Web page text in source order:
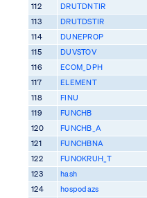
112
DRUTDNTIR
113
DRUTDSTIR
114
DUNEPROP
115
DUVSTOV
116
ECOM_DPH
117
ELEMENT
118
FINU
119
FUNCHB
120
FUNCHB_A
121
FUNCHBNA
122
FUNOKRUH_T
123
hash
124
hospodazs